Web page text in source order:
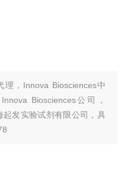
理，Innova Biosciences中
Biosciences公司，
发实验试剂有限公司，具